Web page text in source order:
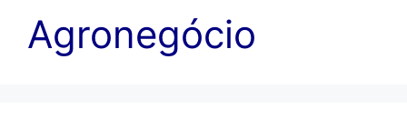
Agronegócio